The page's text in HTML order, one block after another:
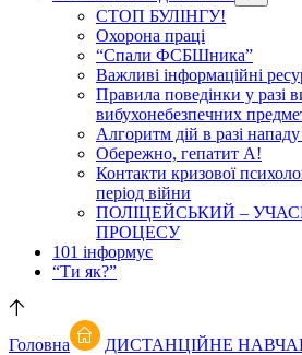
СТОП БУЛІНГУ!
Охорона праці
“Спали ФСБШника”
Важливі інформаційні
Правила поведінки у разі
вибухонебезпечних
Алгоритм дій в разі нападу
Обережно, гепатит А!
Контакти кризової
період війни
ПОЛІЦЕЙСЬКИЙ –
ПРОЦЕСУ
101 інформує
“Ти як?”
Головна ДИСТАНЦІЙНЕ